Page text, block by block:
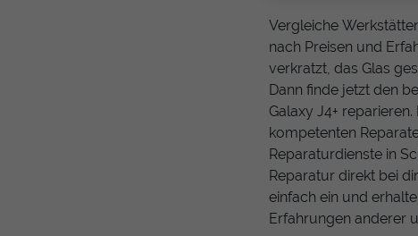
Vergleiche
nach Preisen und
verkratzt, das Glas
Dann finde jetzt den
Galaxy J4+
kompetenten
Reparaturdienste in
Reparatur direkt bei
einfach ein und
Erfahrungen anderer